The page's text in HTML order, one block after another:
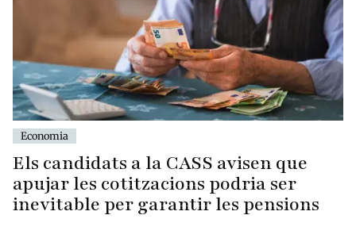
Economia
Els candidats a la CASS avisen que
apujar les cotitzacions podria ser
inevitable per garantir les pensions